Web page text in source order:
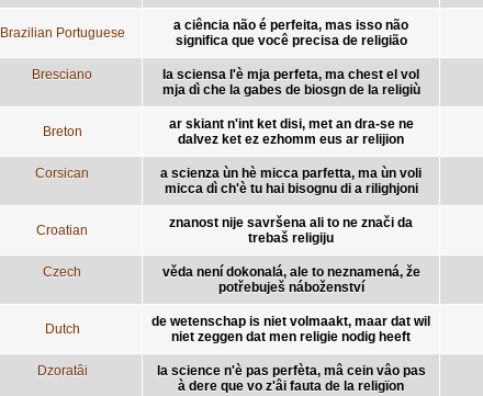
Brazilian Portuguese
a ciência não é perfeita, mas isso não
significa que você precisa de religião
Bresciano
la sciensa l'è mja perfeta, ma chest el vol
mja dì che la gabes de biosgn de la religiù
Breton
ar skiant n'int ket disi, met an dra-se ne
dalvez ket ez ezhomm eus ar relijion
Corsican
a scienza ùn hè micca parfetta, ma ùn voli
micca dì ch'è tu hai bisognu di a rilighjoni
Croatian
znanost nije savršena ali to ne znači da
trebaš religiju
Czech
věda není dokonalá, ale to neznamená, že
potřebuješ náboženství
Dutch
de wetenschap is niet volmaakt, maar dat wil
niet zeggen dat men religie nodig heeft
Dzoratâi
la science n'è pas perfèta, mâ cein vâo pas
à dere que vo z'âi fauta de la religïon